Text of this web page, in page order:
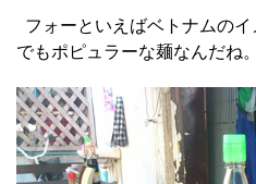
フォーといえばベトナムの
でもポピュラーな麺なんだね。